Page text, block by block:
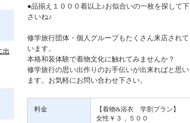
●品揃え１０００着以上♪お似合いの一枚を探して下
さいね♪
修学旅行団体・個人グループもたくさん来店されて
います。
本格和装体験で着物文化に触れてみませんか？
修学旅行の思い出作りのお手伝いが出来ればと思い
ます。お気軽にお問い合わせ下さい。
料金
【着物&浴衣 学割プラン】
女性￥３，５００
出